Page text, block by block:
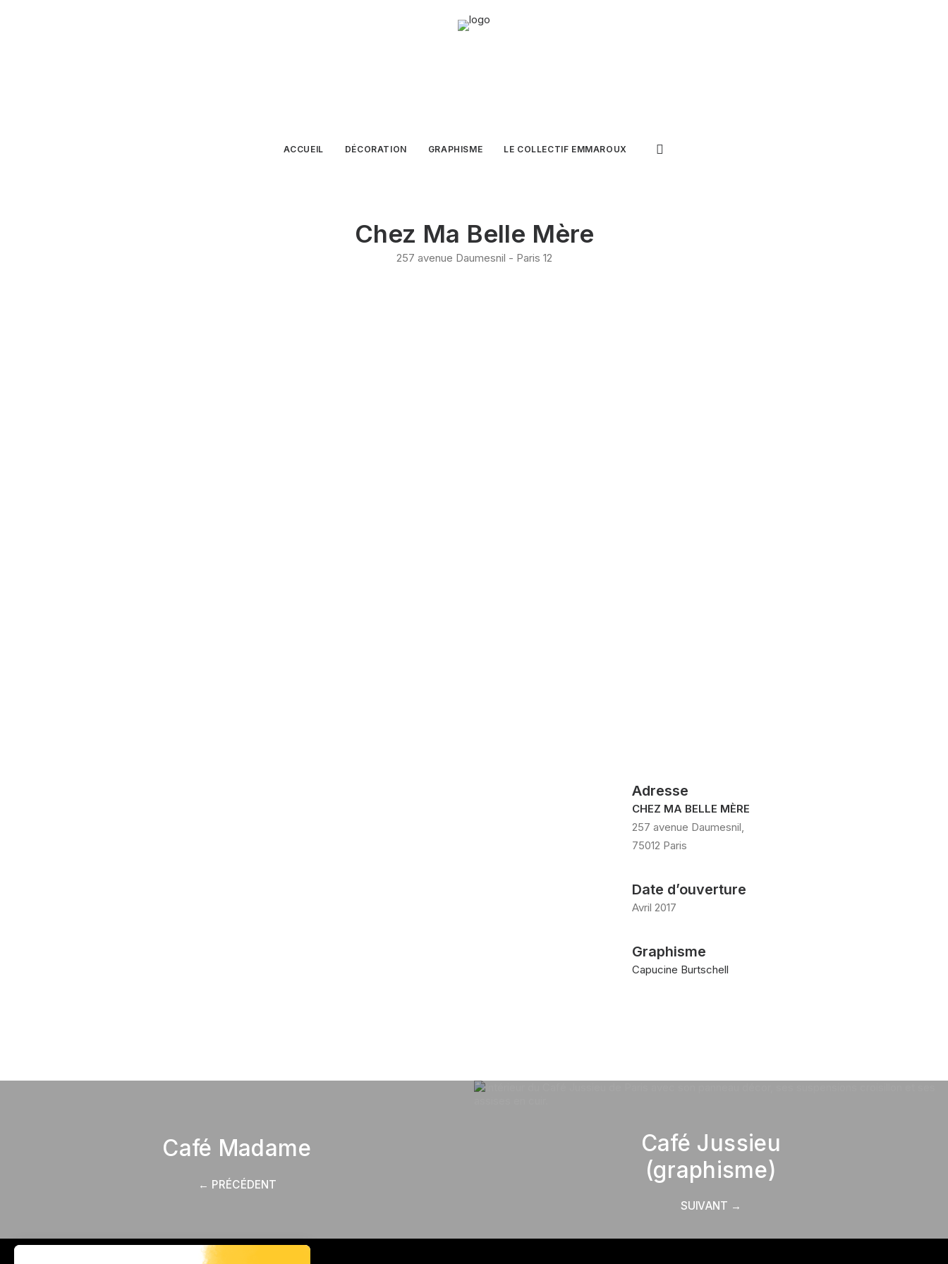
ACCUEIL DÉCORATION GRAPHISME LE COLLECTIF EMMAROUX
Chez Ma Belle Mère
257 avenue Daumesnil - Paris 12
Adresse
CHEZ MA BELLE MÈRE
257 avenue Daumesnil,
75012 Paris
Date d’ouverture
Avril 2017
Graphisme
Capucine Burtschell
Café Madame
← PRÉCÉDENT
Café Jussieu
(graphisme)
SUIVANT →